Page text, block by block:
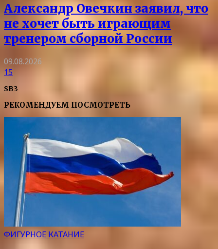
Александр Овечкин заявил, что
не хочет быть играющим
тренером сборной России
09.08.2026
15
SB3
РЕКОМЕНДУЕМ ПОСМОТРЕТЬ
ФИГУРНОЕ КАТАНИЕ